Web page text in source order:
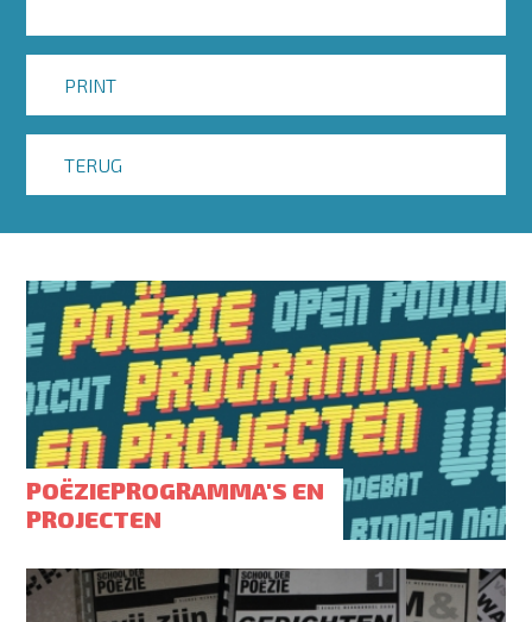
PRINT
TERUG
POËZIEPROGRAMMA'S EN
PROJECTEN